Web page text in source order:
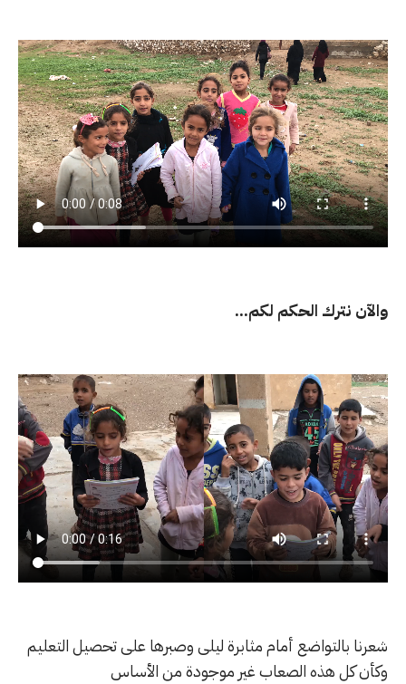
والآن نترك الحكم لكم...
شعرنا بالتواضع أمام مثابرة ليلى وصبرها على تحصيل التعليم
وكأن كل هذه الصعاب غير موجودة من الأساس